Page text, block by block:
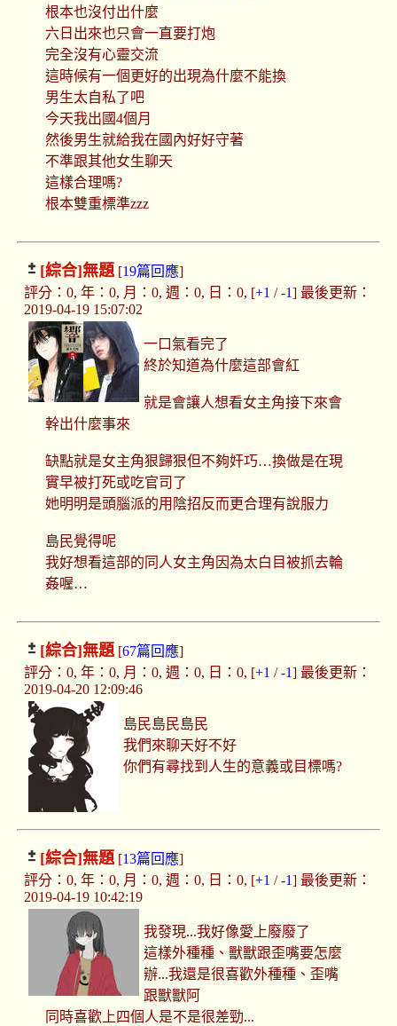
根本也沒付出什麼
六日出來也只會一直要打炮
完全沒有心靈交流
這時候有一個更好的出現為什麼不能換
男生太自私了吧
今天我出國4個月
然後男生就給我在國內好好守著
不準跟其他女生聊天
這樣合理嗎?
根本雙重標準zzz
[綜合]無題[19篇回應]
評分：0, 年：0, 月：0, 週：0, 日：0, [+1 /-1] 最後更新：
2019-04-19 15:07:02
一口氣看完了
終於知道為什麼這部會紅
就是會讓人想看女主角接下來會
幹出什麼事來
缺點就是女主角狠歸狠但不夠奸巧…換做是在現
實早被打死或吃官司了
她明明是頭腦派的用陰招反而更合理有說服力
島民覺得呢
我好想看這部的同人女主角因為太白目被抓去輪
姦喔…
[綜合]無題[67篇回應]
評分：0, 年：0, 月：0, 週：0, 日：0, [+1 /-1] 最後更新：
2019-04-20 12:09:46
島民島民島民
我們來聊天好不好
你們有尋找到人生的意義或目標嗎?
[綜合]無題[13篇回應]
評分：0, 年：0, 月：0, 週：0, 日：0, [+1 /-1] 最後更新：
2019-04-19 10:42:19
我發現...我好像愛上廢廢了
這樣外種種、獸獸跟歪嘴要怎麼
辦...我還是很喜歡外種種、歪嘴
跟獸獸阿
同時喜歡上四個人是不是很差勁...